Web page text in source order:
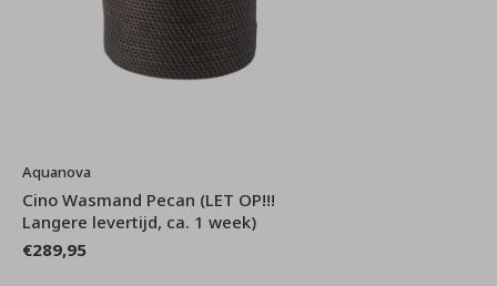
Aquanova
Cino Wasmand Pecan (LET OP!!!
Langere levertijd, ca. 1 week)
€289,95